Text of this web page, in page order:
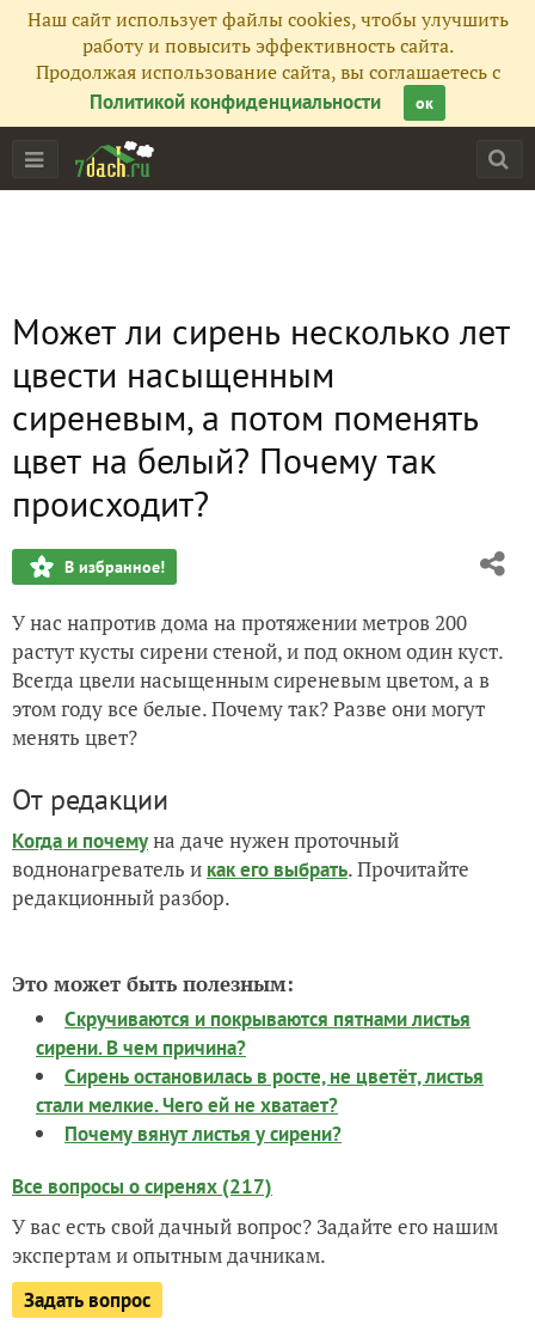
Наш сайт использует файлы cookies, чтобы улучшить
работу и повысить эффективность сайта.
Продолжая использование сайта, вы соглашаетесь с
Политикой конфиденциальности
ок
Может ли сирень несколько лет
цвести насыщенным
сиреневым, а потом поменять
цвет на белый? Почему так
происходит?
В избранное!
У нас напротив дома на протяжении метров 200
растут кусты сирени стеной, и под окном один куст.
Всегда цвели насыщенным сиреневым цветом, а в
этом году все белые. Почему так? Разве они могут
менять цвет?
От редакции
Когда и почемуна даче нужен проточный
воднонагреватель и как его выбрать. Прочитайте
редакционный разбор.
Это может быть полезным:
Скручиваются и покрываются пятнами листья
сирени. В чем причина?
Сирень остановилась в росте, не цветёт, листья
стали мелкие. Чего ей не хватает?
Почему вянут листья у сирени?
Все вопросы о сиренях (217)
У вас есть свой дачный вопрос? Задайте его нашим
экспертам и опытным дачникам.
Задать вопрос